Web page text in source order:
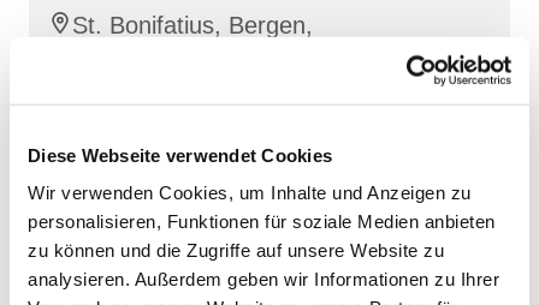
Diese Webseite verwendet Cookies
Wir verwenden Cookies, um Inhalte und Anzeigen zu
personalisieren, Funktionen für soziale Medien anbieten
zu können und die Zugriffe auf unsere Website zu
analysieren. Außerdem geben wir Informationen zu Ihrer
St. Bonifatius, Bergen,
Clementstraße 1, 18528 Bergen auf